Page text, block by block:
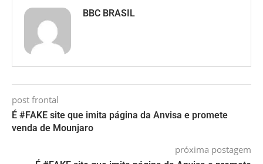
BBC BRASIL
post frontal
É #FAKE site que imita página da Anvisa e promete
venda de Mounjaro
próxima postagem